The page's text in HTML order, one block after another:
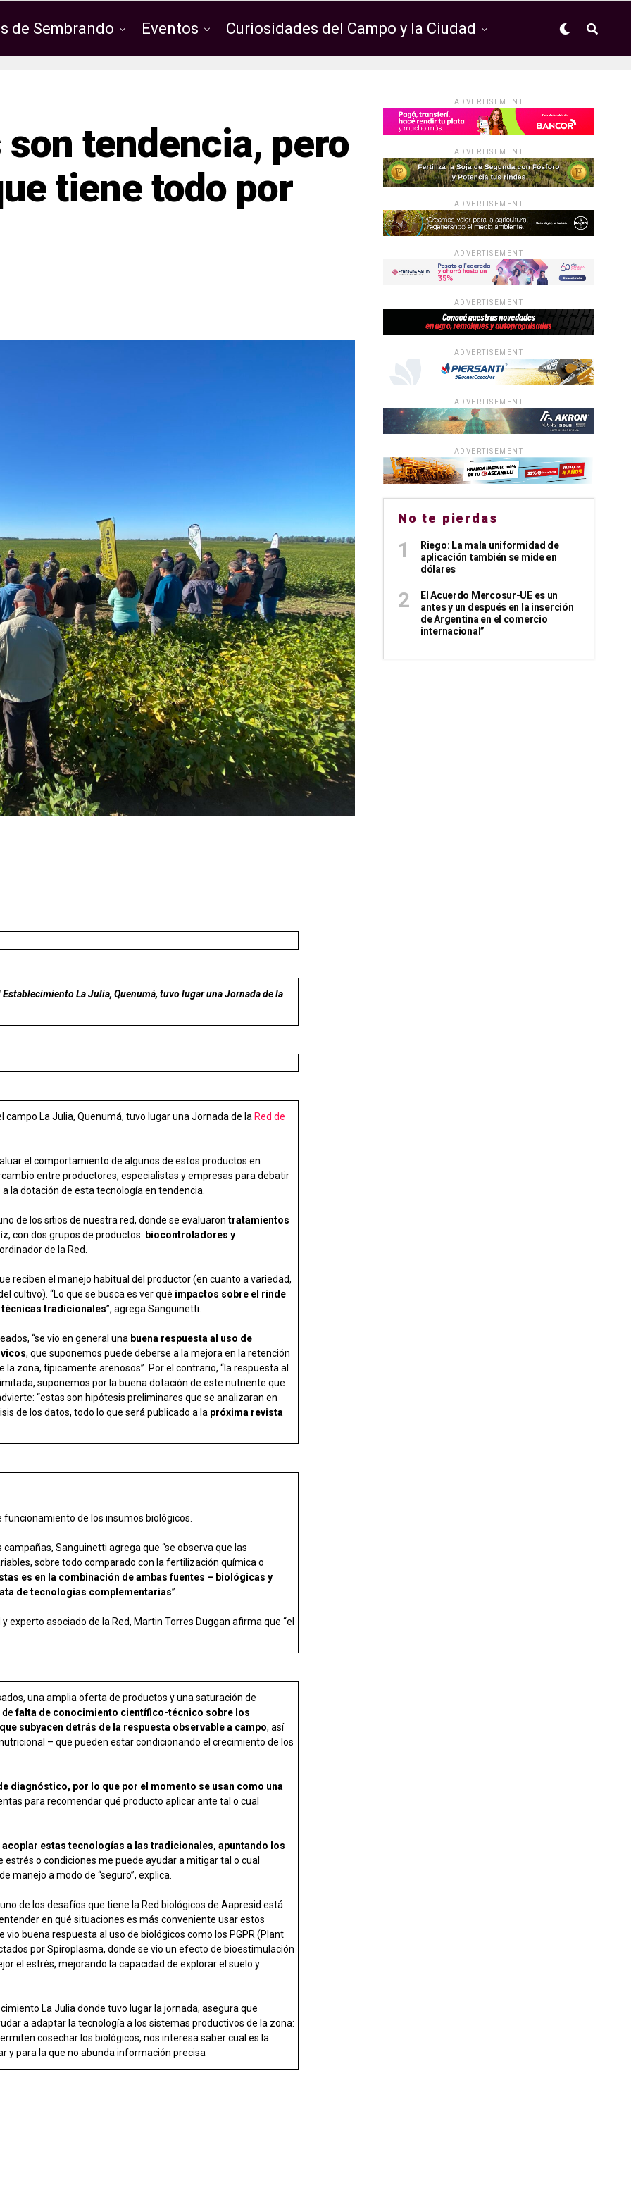
de Sembrando Eventos Curiosidades del Campo y la Ciudad
tendencia, pero
tiene todo por
La Julia, Quenumá, tuvo lugar una Jornada de la
campo La Julia, Quenumá, tuvo lugar una Jornada de la Red de
el comportamiento de algunos de estos productos en
entre productores, especialistas y empresas para debatir
la dotación de esta tecnología en tendencia.
de los sitios de nuestra red, donde se evaluaron tratamientos
, con dos grupos de productos: biocontroladores y
de la Red.
reciben el manejo habitual del productor (en cuanto a variedad,
cultivo). “Lo que se busca es ver qué impactos sobre el rinde
tradicionales”, agrega Sanguinetti.
“se vio en general una buena respuesta al uso de
, que suponemos puede deberse a la mejora en la retención
zona, típicamente arenosos”. Por el contrario, “la respuesta al
suponemos por la buena dotación de este nutriente que
“estas son hipótesis preliminares que se analizaran en
de los datos, todo lo que será publicado a la próxima revista
de los insumos biológicos.
Sanguinetti agrega que “se observa que las
sobre todo comparado con la fertilización química o
es en la combinación de ambas fuentes – biológicas y
de tecnologías complementarias”.
experto asociado de la Red, Martin Torres Duggan afirma que “el
una amplia oferta de productos y una saturación de
defalta de conocimiento científico-técnico sobre los
subyacen detrás de la respuesta observable a campo, así
– que pueden estar condicionando el crecimiento de los
diagnóstico, por lo que por el momento se usan como una
para recomendar qué producto aplicar ante tal o cual
acoplar estas tecnologías a las tradicionales, apuntando los
estrés o condiciones me puede ayudar a mitigar tal o cual
manejo a modo de “seguro”, explica.
de los desafíos que tiene la Red biológicos de Aapresid está
en qué situaciones es más conveniente usar estos
buena respuesta al uso de biológicos como los PGPR (Plant
por Spiroplasma, donde se vio un efecto de bioestimulación
el estrés, mejorando la capacidad de explorar el suelo y
La Julia donde tuvo lugar la jornada, asegura que
a adaptar la tecnología a los sistemas productivos de la zona:
cosechar los biológicos, nos interesa saber cual es la
y para la que no abunda información precisa
ADVERTISEMENT
ADVERTISEMENT
ADVERTISEMENT
ADVERTISEMENT
ADVERTISEMENT
ADVERTISEMENT
ADVERTISEMENT
ADVERTISEMENT
No te pierdas
Riego: La mala uniformidad de
aplicación también se mide en
dólares
El Acuerdo Mercosur-UE es un
antes y un después en la inserción
de Argentina en el comercio
internacional”